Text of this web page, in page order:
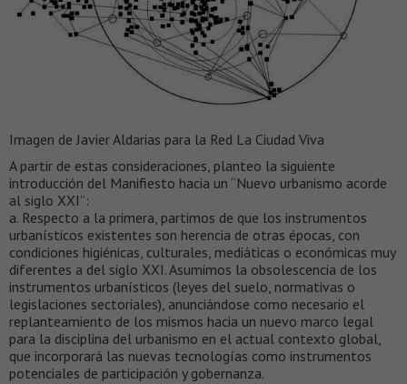
Imagen de Javier Aldarias para la Red La Ciudad Viva
A partir de estas consideraciones, planteo la siguiente
introducción del Manifiesto hacia un “Nuevo urbanismo acorde
al siglo XXI”:
a. Respecto a la primera, partimos de que los instrumentos
urbanísticos existentes son herencia de otras épocas, con
condiciones higiénicas, culturales, mediáticas o económicas muy
diferentes a del siglo XXI. Asumimos la obsolescencia de los
instrumentos urbanísticos (leyes del suelo, normativas o
legislaciones sectoriales), anunciándose como necesario el
replanteamiento de los mismos hacia un nuevo marco legal
para la disciplina del urbanismo en el actual contexto global,
que incorporará las nuevas tecnologías como instrumentos
potenciales de participación y gobernanza.